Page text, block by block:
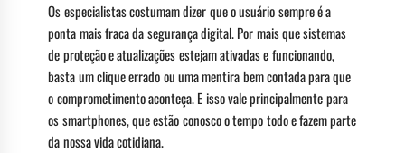
Os especialistas costumam dizer que o usuário sempre é a
ponta mais fraca da segurança digital. Por mais que sistemas
de proteção e atualizações estejam ativadas e funcionando,
basta um clique errado ou uma mentira bem contada para que
o comprometimento aconteça. E isso vale principalmente para
os smartphones, que estão conosco o tempo todo e fazem parte
da nossa vida cotidiana.